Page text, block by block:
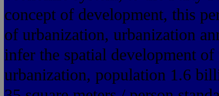
concept of development, this
of urbanization, urbanization
infer the spatial development
urbanization, population 1.6